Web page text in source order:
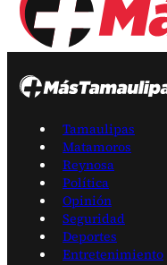
Tamaulipas
Matamoros
Reynosa
Política
Opinión
Seguridad
Deportes
Entretenimiento